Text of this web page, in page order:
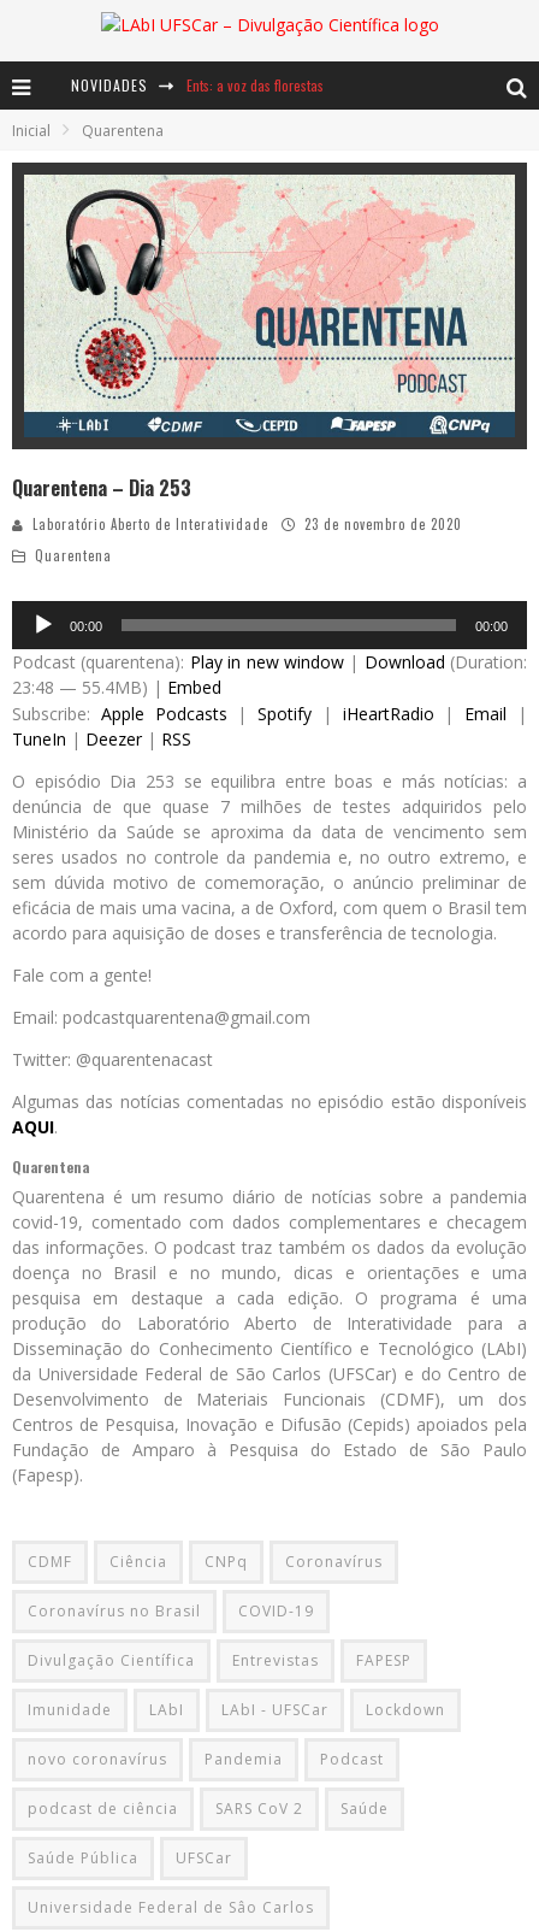
NOVIDADES Ents: a voz das florestas
Baú de Histórias - A jamais imaginada aventura com os moinhos de vento
Inicial Quarentena
Quarentena – Dia 253
Laboratório Aberto de Interatividade
23 de novembro de 2020
Quarentena
Audio
Player
00:00 00:00
Podcast (quarentena): Play in new window| Download (Duration:
23:48 — 55.4MB) | Embed
Subscribe: Apple Podcasts |Spotify | iHeartRadio | Email |
TuneIn | Deezer| RSS
O episódio Dia 253 se equilibra entre boas e más notícias: a
denúncia de que quase 7 milhões de testes adquiridos pelo
Ministério da Saúde se aproxima da data de vencimento sem
seres usados no controle da pandemia e, no outro extremo, e
sem dúvida motivo de comemoração, o anúncio preliminar de
eficácia de mais uma vacina, a de Oxford, com quem o Brasil tem
acordo para aquisição de doses e transferência de tecnologia.
Fale com a gente!
Email: podcastquarentena@gmail.com
Twitter: @quarentenacast
Algumas das notícias comentadas no episódio estão disponíveis
AQUI.
Quarentena
Quarentena é um resumo diário de notícias sobre a pandemia
covid-19, comentado com dados complementares e checagem
das informações. O podcast traz também os dados da evolução
doença no Brasil e no mundo, dicas e orientações e uma
pesquisa em destaque a cada edição. O programa é uma
produção do Laboratório Aberto de Interatividade para a
Disseminação do Conhecimento Científico e Tecnológico (LAbI)
da Universidade Federal de São Carlos (UFSCar) e do Centro de
Desenvolvimento de Materiais Funcionais (CDMF), um dos
Centros de Pesquisa, Inovação e Difusão (Cepids) apoiados pela
Fundação de Amparo à Pesquisa do Estado de São Paulo
(Fapesp).
CDMF Ciência CNPq Coronavírus
Coronavírus no Brasil COVID-19
Divulgação Científica Entrevistas FAPESP
Imunidade LAbI LAbI - UFSCar Lockdown
novo coronavírus Pandemia Podcast
podcast de ciência SARS CoV 2 Saúde
Saúde Pública UFSCar
Universidade Federal de Sâo Carlos